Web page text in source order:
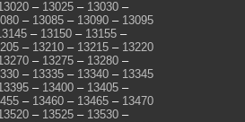
– 13025 – 13030 –
– 13085 – 13090 – 13095
– 13150 – 13155 –
– 13210 – 13215 – 13220
– 13275 – 13280 –
– 13335 – 13340 – 13345
– 13400 – 13405 –
– 13460 – 13465 – 13470
– 13525 – 13530 –